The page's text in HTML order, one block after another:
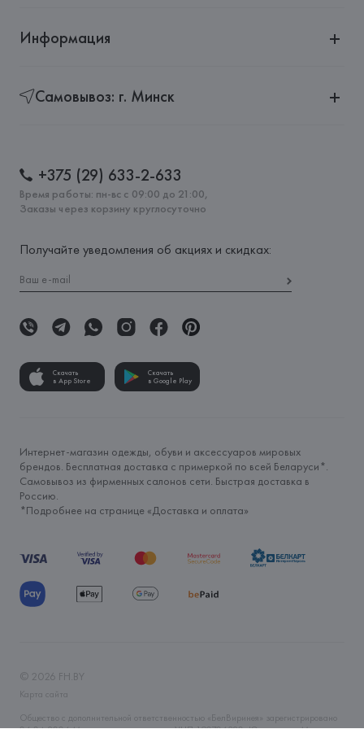
Информация
Самовывоз: г. Минск
+375 (29) 633-2-633
Время работы: пн-вс с 09:00 до 21:00,
Заказы через корзину круглосуточно
Получайте уведомления об акциях и скидках:
Скачать
в App Store
Скачать
в Google Play
Интернет-магазин одежды, обуви и аксессуаров мировых
брендов. Бесплатная доставка с примеркой по всей Беларуси*.
Самовывоз из фирменных салонов сети. Быстрая доставка в
Россию.
*Подробнее на странице «Доставка и оплата»
© 2026 FH.BY
Карта сайта
Общество с дополнительной ответственностью «БелВиринея» зарегистрировано